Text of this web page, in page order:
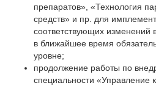
препаратов», «Технология
средств» и пр. для
соответствующих изменений
в ближайшее время
уровне;
продолжение работы по
специальности «Управление